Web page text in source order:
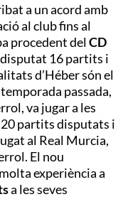
a un acord amb
al club fins al
procedent delCD
16 partits i
d’Héber són el
passada,
va jugar a les
partits disputats i
al Real Murcia,
El nou
experiència a
a les seves